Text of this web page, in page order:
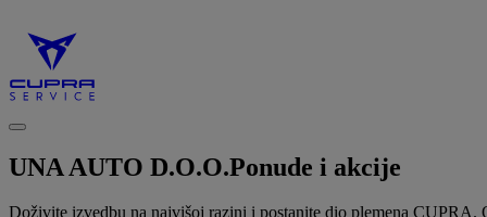
UNA AUTO D.O.O.Ponude i akcije
Doživite izvedbu na najvišoj razini i postanite dio plemena